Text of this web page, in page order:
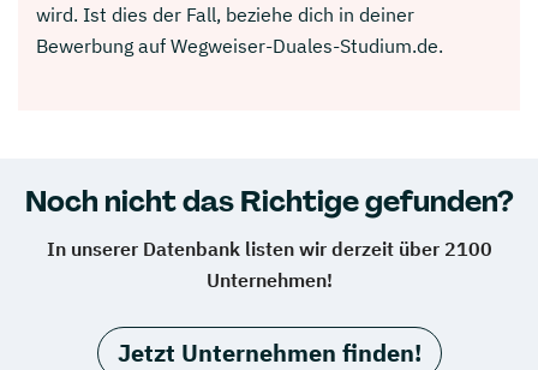
wird. Ist dies der Fall, beziehe dich in deiner
Bewerbung auf Wegweiser-Duales-Studium.de.
Noch nicht das Richtige gefunden?
In unserer Datenbank listen wir derzeit über 2100
Unternehmen!
Jetzt Unternehmen finden!